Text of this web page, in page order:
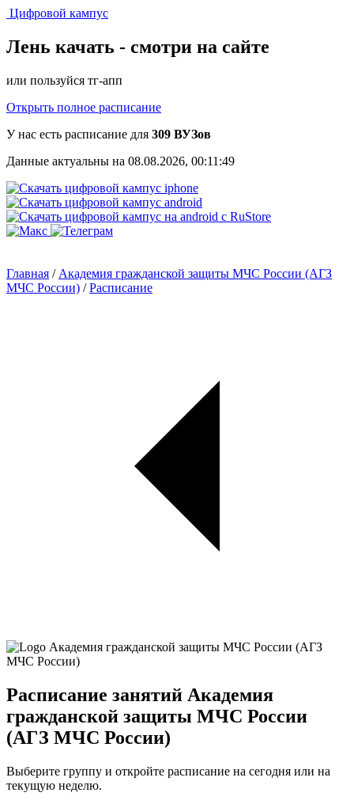
Цифровой кампус
Лень качать - смотри на сайте
или пользуйся тг-апп
Открыть полное расписание
У нас есть расписание для 309 ВУЗов
Данные актуальны на 08.08.2026, 00:11:49
Главная / Академия гражданской защиты МЧС России (АГЗ
МЧС России) /Расписание
Расписание занятий Академия
гражданской защиты МЧС России
(АГЗ МЧС России)
Выберите группу и откройте расписание на сегодня или на
текущую неделю.